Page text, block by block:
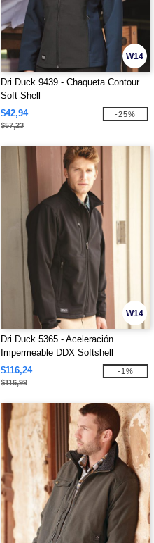
W14
Dri Duck 9439 - Chaqueta Contour
Soft Shell
$42,94
$57,23
-25%
W14
Dri Duck 5365 - Aceleración
Impermeable DDX Softshell
$116,24
$116,99
-1%